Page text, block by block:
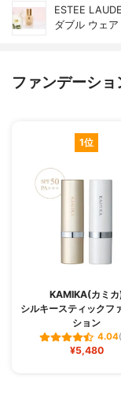
ESTEE
ダブル ウェ
ファンデーシ
1位
KAMIKA(カミカ
シルキースティックフ
ション
4.04
¥5,480